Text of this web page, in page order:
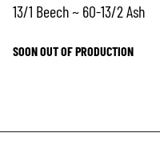
13/1 Beech ~ 60-13/2 Ash
SOON OUT OF PRODUCTION